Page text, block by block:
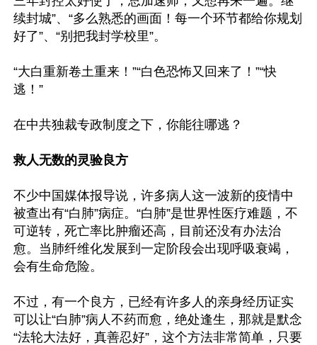
续封城”、“多么熟悉的画面！每一个环节都给你规划
好了”、“别把我封学校里”。
“大白重新卷土重来！”“白色恐怖又回来了！”“快
逃！”
在中共独裁专政制度之下，你能往哪逃？
救人无数的灵验良方
不少中国媒体报导说，许多病人这一波新的疫情中
被查出有“白肺”病症。“白肺”是世界性医疗难题，不
可逆转，死亡率比肿瘤还高，目前还没有办法治
愈。当肺纤维化发展到一定阶段会出现呼吸衰竭，
会有生命危险。
不过，有一个良方，已经有许多人的亲身经历证实
可以让“白肺”病人不药而愈，绝处逢生，那就是默念
“法轮大法好，真善忍好”，这个方法非常简单，只要